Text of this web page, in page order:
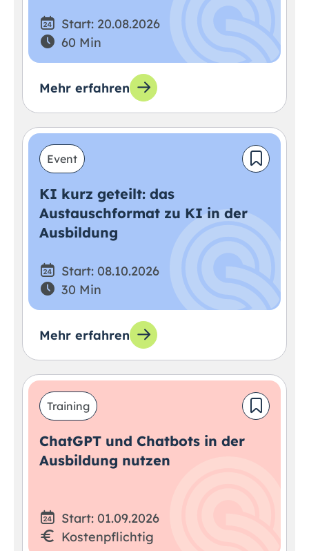
Start: 20.08.2026
60 Min
Mehr erfahren
Event
KI kurz geteilt: das
Austauschformat zu KI in der
Ausbildung
Start: 08.10.2026
30 Min
Mehr erfahren
Training
ChatGPT und Chatbots in der
Ausbildung nutzen
Start: 01.09.2026
Kostenpflichtig